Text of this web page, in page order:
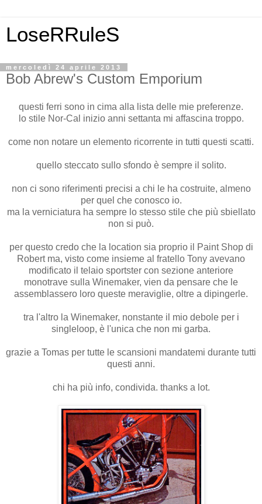
LoseRRuleS
mercoledì 24 aprile 2013
Bob Abrew's Custom Emporium
questi ferri sono in cima alla lista delle mie preferenze.
lo stile Nor-Cal inizio anni settanta mi affascina troppo.
come non notare un elemento ricorrente in tutti questi scatti.
quello steccato sullo sfondo è sempre il solito.
non ci sono riferimenti precisi a chi le ha costruite, almeno
per quel che conosco io.
ma la verniciatura ha sempre lo stesso stile che più sbiellato
non si può.
per questo credo che la location sia proprio il Paint Shop di
Robert ma, visto come insieme al fratello Tony avevano
modificato il telaio sportster con sezione anteriore
monotrave sulla Winemaker, vien da pensare che le
assemblassero loro queste meraviglie, oltre a dipingerle.
tra l'altro la Winemaker, nonstante il mio debole per i
singleloop, è l'unica che non mi garba.
grazie a Tomas per tutte le scansioni mandatemi durante tutti
questi anni.
chi ha più info, condivida. thanks a lot.